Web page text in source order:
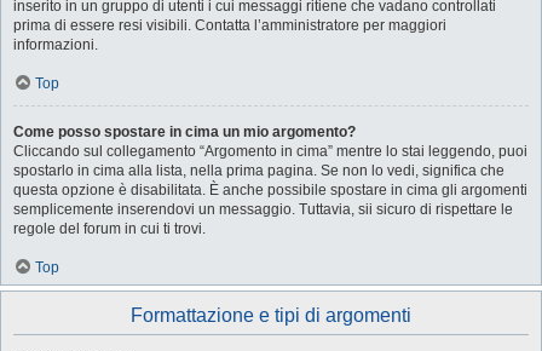
inserito in un gruppo di utenti i cui messaggi ritiene che vadano controllati
prima di essere resi visibili. Contatta l’amministratore per maggiori
informazioni.
Top
Come posso spostare in cima un mio argomento?
Cliccando sul collegamento “Argomento in cima” mentre lo stai leggendo, puoi
spostarlo in cima alla lista, nella prima pagina. Se non lo vedi, significa che
questa opzione è disabilitata. È anche possibile spostare in cima gli argomenti
semplicemente inserendovi un messaggio. Tuttavia, sii sicuro di rispettare le
regole del forum in cui ti trovi.
Top
Formattazione e tipi di argomenti